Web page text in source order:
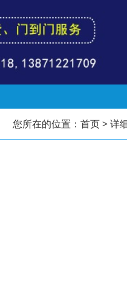
您所在的位置： 首页> 详